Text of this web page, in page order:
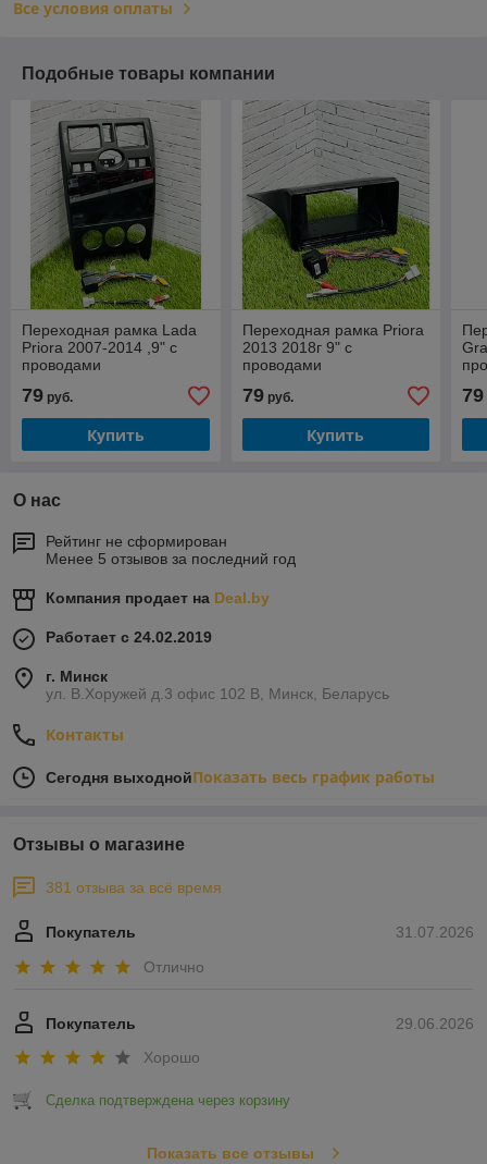
Все условия оплаты
Подобные товары компании
Переходная рамка Lada
Priora 2007-2014 ,9" с
проводами
79 руб.
Купить
Переходная рамка Priora
2013 2018г 9" с
проводами
79руб.
Купить
79
О нас
Рейтинг не сформирован
Менее 5 отзывов за последний год
Компания продает на Deal.by
Работает с 24.02.2019
г. Минск
ул. В.Хоружей д.3 офис 102 В, Минск, Беларусь
Контакты
Сегодня выходнойПоказать весь график работы
Отзывы о магазине
381 отзыва за всё время
31.07.2026
Покупатель
Отлично
29.06.2026
Покупатель
Хорошо
Сделка подтверждена через корзину
Показать все отзывы